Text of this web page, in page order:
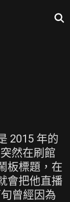
2015 年的
然在刷館
板標題，在
會把他直播
曾經因為